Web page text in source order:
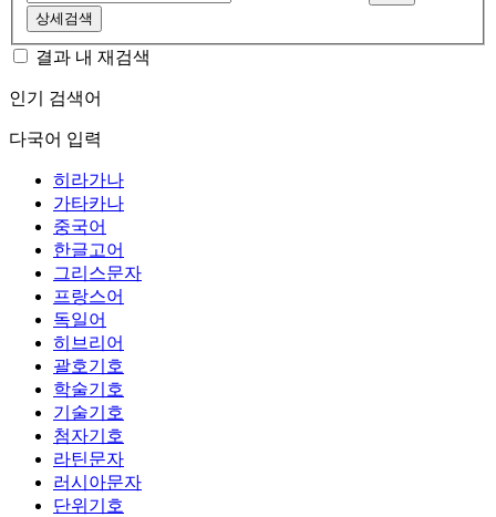
상세검색
결과 내 재검색
인기 검색어
다국어 입력
히라가나
가타카나
중국어
한글고어
그리스문자
프랑스어
독일어
히브리어
괄호기호
학술기호
기술기호
첨자기호
라틴문자
러시아문자
단위기호